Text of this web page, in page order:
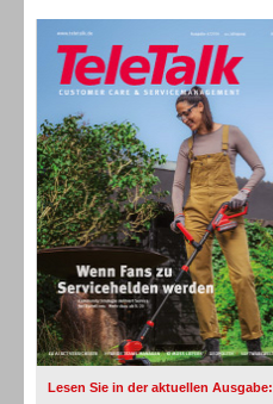
Lesen Sie in der aktuellen Ausgabe:
TK- und ACD-Systeme